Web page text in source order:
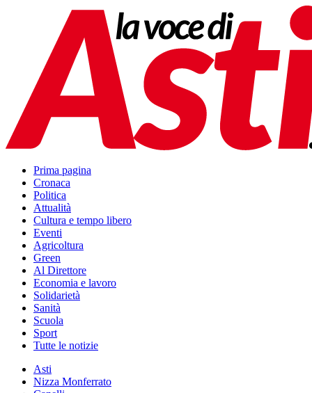
Prima pagina
Cronaca
Politica
Attualità
Cultura e tempo libero
Eventi
Agricoltura
Green
Al Direttore
Economia e lavoro
Solidarietà
Sanità
Scuola
Sport
Tutte le notizie
Asti
Nizza Monferrato